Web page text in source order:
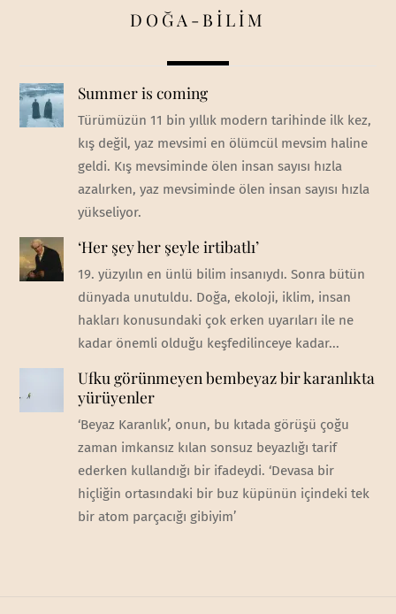
DOĞA-BİLİM
Summer is coming
Türümüzün 11 bin yıllık modern tarihinde ilk kez,
kış değil, yaz mevsimi en ölümcül mevsim haline
geldi. Kış mevsiminde ölen insan sayısı hızla
azalırken, yaz mevsiminde ölen insan sayısı hızla
yükseliyor.
‘Her şey her şeyle irtibatlı’
19. yüzyılın en ünlü bilim insanıydı. Sonra bütün
dünyada unutuldu. Doğa, ekoloji, iklim, insan
hakları konusundaki çok erken uyarıları ile ne
kadar önemli olduğu keşfedilinceye kadar...
Ufku görünmeyen bembeyaz bir karanlıkta
yürüyenler
‘Beyaz Karanlık’, onun, bu kıtada görüşü çoğu
zaman imkansız kılan sonsuz beyazlığı tarif
ederken kullandığı bir ifadeydi. ‘Devasa bir
hiçliğin ortasındaki bir buz küpünün içindeki tek
bir atom parçacığı gibiyim’